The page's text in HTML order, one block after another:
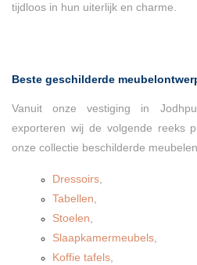
tijdloos in hun uiterlijk en charme.
Beste geschilderde
Vanuit onze vestiging in
exporteren wij de volgende reeks
onze collectie beschilderde
Dressoirs
Tabellen
Stoelen
Slaapkamermeubels
Koffie tafels